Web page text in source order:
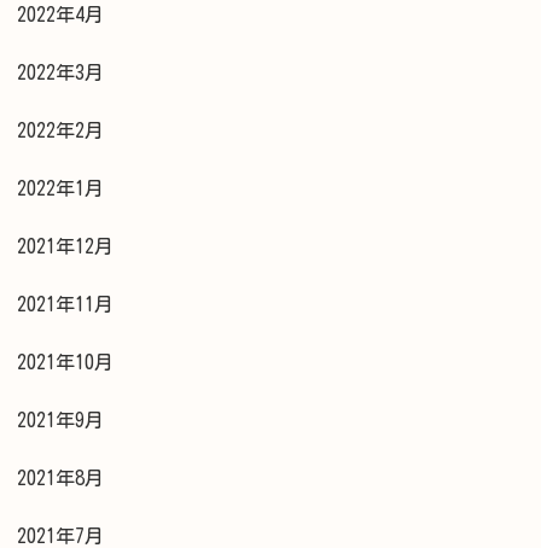
2022年4月
2022年3月
2022年2月
2022年1月
2021年12月
2021年11月
2021年10月
2021年9月
2021年8月
2021年7月